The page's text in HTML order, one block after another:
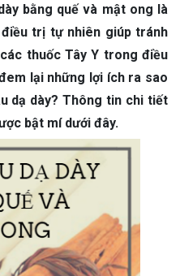
bằng quế và mật ong là
trị tự nhiên giúp tránh
thuốc Tây Y trong điều
lại những lợi ích ra sao
dạ dày? Thông tin chi tiết
bật mí dưới đây.